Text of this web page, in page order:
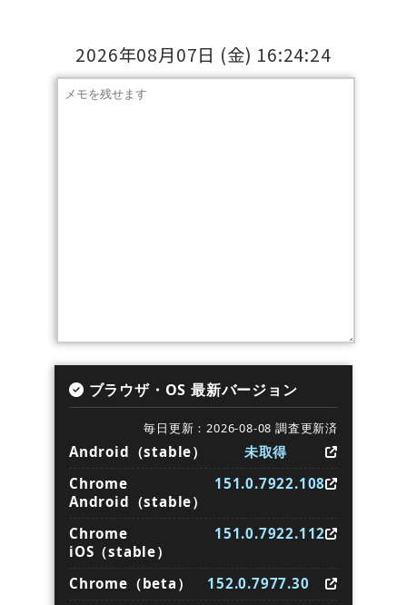
2026年08月07日 (金) 16:24:24
ブラウザ・OS 最新バージョン
毎日更新：2026-08-08 調査更新済
Android（stable）
未取得
Chrome
Android（stable）
151.0.7922.108
Chrome
iOS（stable）
151.0.7922.112
Chrome（beta）
152.0.7977.30